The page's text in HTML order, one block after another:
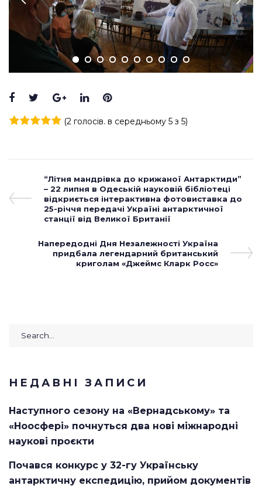
Facebook
TwitterGoogle+
LinkedInPinterest
(2 голосів. в середньому 5 з 5)
Навігація
записів
Previous
Post
“Літня мандрівка до крижаної Антарктиди”
– 22 липня в Одеській науковій бібліотеці
відкриється інтерактивна фотовиставка до
25-річчя передачі Україні антарктичної
станції від Великої Британії
Next
Post
Напередодні Дня Незалежності Україна
придбала легендарний британський
криголам «Джеймс Кларк Росс»
Search
НЕДАВНІ ЗАПИСИ
Наступного сезону на «Вернадському» та
«Ноосфері» почнуться два нові міжнародні
наукові проєкти
Почався конкурс у 32-гу Українську
антарктичну експедицію, прийом документів